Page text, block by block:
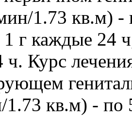
1.73 кв.м) -
г каждые 24
ч. Курс
кв.м) - по